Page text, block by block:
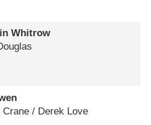
Whitrow
Crane /​ Derek Love